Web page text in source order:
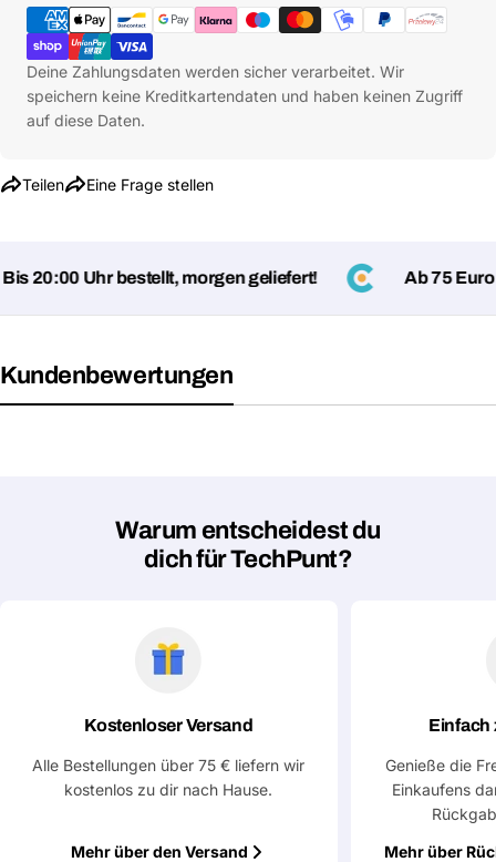
Deine Zahlungsdaten werden sicher verarbeitet. Wir
speichern keine Kreditkartendaten und haben keinen Zugriff
auf diese Daten.
Teilen
Teilen
Kopieren
Eine Frage stellen
Dein
Telefon
Deine
Nachricht
Mit * markierte Felder sind Pflichtfelder
20:00 Uhr bestellt, morgen geliefert! Ab 75 Euro
Kundenbewertungen
Warum entscheidest du
dich für TechPunt?
Kostenloser Versand
Alle Bestellungen über 75 € liefern wir
kostenlos zu dir nach Hause.
Mehr über den Versand
Einfach
Genieße die
Einkaufens
Mehr über